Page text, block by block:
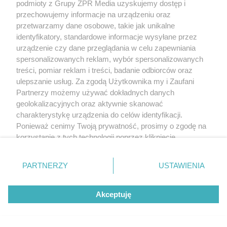
jednak wskazywać
na chorobę jelita
sama ciężka
choroba. Wszystko
zmieniają jedne
urodziny
demencję o prawie
13 lat. Naukowcy
wskazali kluczowe
REDAKTOR NACZELNA
POLECA
podmioty z Grupy ZPR Media uzyskujemy dostęp i
przechowujemy informacje na urządzeniu oraz
przetwarzamy dane osobowe, takie jak unikalne
identyfikatory, standardowe informacje wysyłane przez
urządzenie czy dane przeglądania w celu zapewniania
spersonalizowanych reklam, wybór spersonalizowanych
treści, pomiar reklam i treści, badanie odbiorców oraz
ulepszanie usług. Za zgodą Użytkownika my i Zaufani
Partnerzy możemy używać dokładnych danych
geolokalizacyjnych oraz aktywnie skanować
charakterystykę urządzenia do celów identyfikacji.
Ponieważ cenimy Twoją prywatność, prosimy o zgodę na
korzystanie z tych technologii poprzez kliknięcie
zmienić/wycofać klikając przycisk ustawień prywatności
znajdujący się w lewym dolnym rogu strony
rodzaje przetwarzania danych nie wymagają zgody
użytkownika, ale masz prawo sprzeciwić się takiemu
przetwarzaniu. Preferencje będą miały zastosowanie tylko
PARTNERZY USTAWIENIA
Akceptuję